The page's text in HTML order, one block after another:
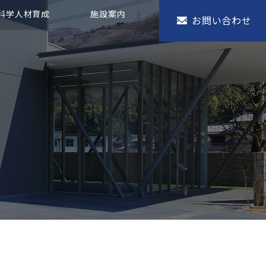
学人材育成 施設案内 お問い合わせ